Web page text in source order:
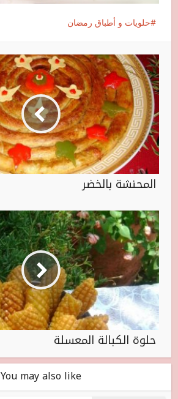
حلويات و أطباق رمضان
المحنشة بالخضر
حلوة الكبالة المعسلة
You may also like